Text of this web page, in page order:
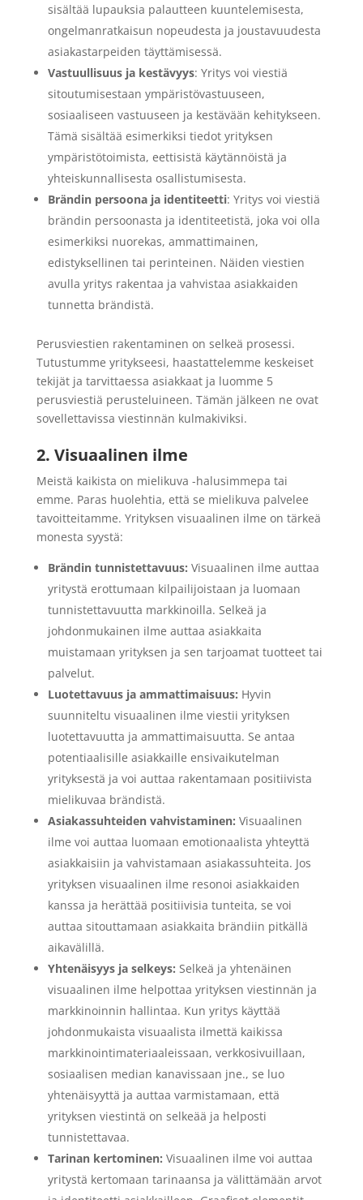
sisältää lupauksia palautteen kuuntelemisesta,
ongelmanratkaisun nopeudesta ja joustavuudesta
asiakastarpeiden täyttämisessä.
Vastuullisuus ja kestävyys: Yritys voi viestiä
sitoutumisestaan ympäristövastuuseen,
sosiaaliseen vastuuseen ja kestävään kehitykseen.
Tämä sisältää esimerkiksi tiedot yrityksen
ympäristötoimista, eettisistä käytännöistä ja
yhteiskunnallisesta osallistumisesta.
Brändin persoona ja identiteetti: Yritys voi viestiä
brändin persoonasta ja identiteetistä, joka voi olla
esimerkiksi nuorekas, ammattimainen,
edistyksellinen tai perinteinen. Näiden viestien
avulla yritys rakentaa ja vahvistaa asiakkaiden
tunnetta brändistä.
Perusviestien rakentaminen on selkeä prosessi.
Tutustumme yritykseesi, haastattelemme keskeiset
tekijät ja tarvittaessa asiakkaat ja luomme 5
perusviestiä perusteluineen. Tämän jälkeen ne ovat
sovellettavissa viestinnän kulmakiviksi.
2. Visuaalinen ilme
Meistä kaikista on mielikuva -halusimmepa tai
emme. Paras huolehtia, että se mielikuva palvelee
tavoitteitamme. Yrityksen visuaalinen ilme on tärkeä
monesta syystä:
Brändin tunnistettavuus: Visuaalinen ilme auttaa
yritystä erottumaan kilpailijoistaan ja luomaan
tunnistettavuutta markkinoilla. Selkeä ja
johdonmukainen ilme auttaa asiakkaita
muistamaan yrityksen ja sen tarjoamat tuotteet tai
palvelut.
Luotettavuus ja ammattimaisuus: Hyvin
suunniteltu visuaalinen ilme viestii yrityksen
luotettavuutta ja ammattimaisuutta. Se antaa
potentiaalisille asiakkaille ensivaikutelman
yrityksestä ja voi auttaa rakentamaan positiivista
mielikuvaa brändistä.
Asiakassuhteiden vahvistaminen: Visuaalinen
ilme voi auttaa luomaan emotionaalista yhteyttä
asiakkaisiin ja vahvistamaan asiakassuhteita. Jos
yrityksen visuaalinen ilme resonoi asiakkaiden
kanssa ja herättää positiivisia tunteita, se voi
auttaa sitouttamaan asiakkaita brändiin pitkällä
aikavälillä.
Yhtenäisyys ja selkeys: Selkeä ja yhtenäinen
visuaalinen ilme helpottaa yrityksen viestinnän ja
markkinoinnin hallintaa. Kun yritys käyttää
johdonmukaista visuaalista ilmettä kaikissa
markkinointimateriaaleissaan, verkkosivuillaan,
sosiaalisen median kanavissaan jne., se luo
yhtenäisyyttä ja auttaa varmistamaan, että
yrityksen viestintä on selkeää ja helposti
tunnistettavaa.
Tarinan kertominen: Visuaalinen ilme voi auttaa
yritystä kertomaan tarinaansa ja välittämään arvot